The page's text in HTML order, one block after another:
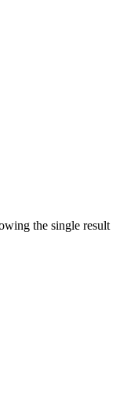
the single result